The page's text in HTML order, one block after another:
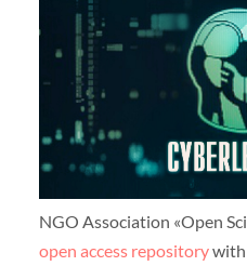
NGO Association «Open
open access repositorywith